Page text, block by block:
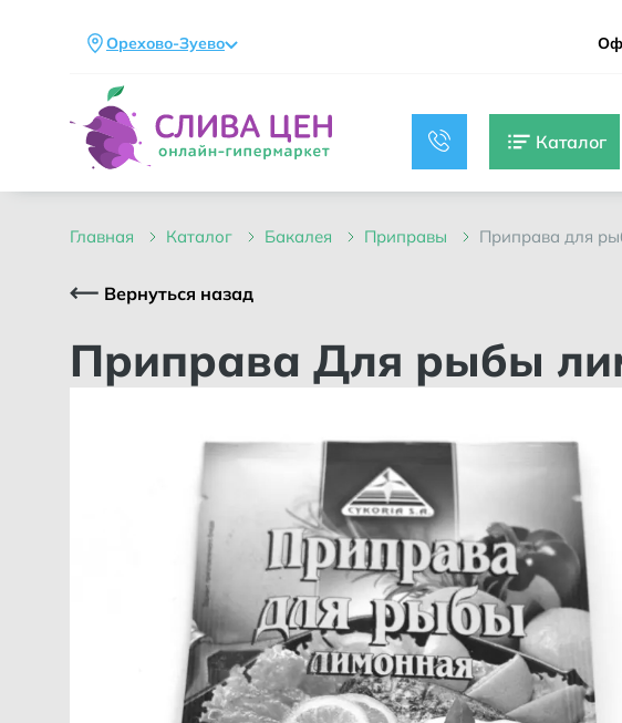
Орехово-Зуево
Каталог
главная каталог бакалея приправы приправа для
Вернуться назад
Приправа Для рыбы